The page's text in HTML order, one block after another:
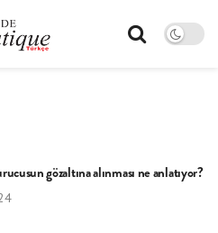
gözaltına alınması ne anlatıyor?